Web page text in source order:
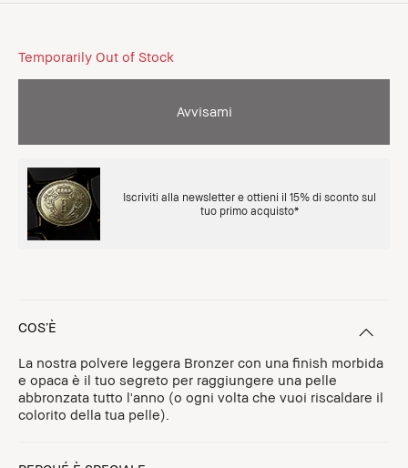
Temporarily Out of Stock
Avvisami
Iscriviti alla newsletter e ottieni il 15% di sconto sul
tuo primo acquisto*
COS’È
La nostra polvere leggera Bronzer con una finish morbida
e opaca è il tuo segreto per raggiungere una pelle
abbronzata tutto l'anno (o ogni volta che vuoi riscaldare il
colorito della tua pelle).